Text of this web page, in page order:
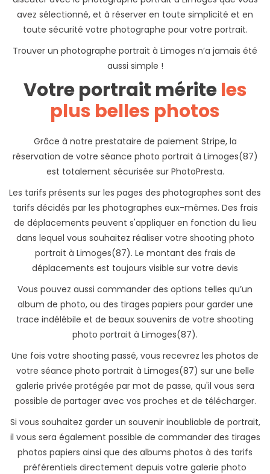
avez sélectionné, et à réserver en toute simplicité et en
toute sécurité votre photographe pour votre portrait.
Trouver un photographe portrait à Limoges n’a jamais été
aussi simple !
Votre portrait mériteles
plus belles photos
Grâce à notre prestataire de paiement Stripe, la
réservation de votre séance photo portrait à Limoges(87)
est totalement sécurisée sur PhotoPresta.
Les tarifs présents sur les pages des photographes sont des
tarifs décidés par les photographes eux-mêmes. Des frais
de déplacements peuvent s'appliquer en fonction du lieu
dans lequel vous souhaitez réaliser votre shooting photo
portrait à Limoges(87). Le montant des frais de
déplacements est toujours visible sur votre devis
Vous pouvez aussi commander des options telles qu’un
album de photo, ou des tirages papiers pour garder une
trace indélébile et de beaux souvenirs de votre shooting
photo portrait à Limoges(87).
Une fois votre shooting passé, vous recevrez les photos de
votre séance photo portrait à Limoges(87) sur une belle
galerie privée protégée par mot de passe, qu'il vous sera
possible de partager avec vos proches et de télécharger.
Si vous souhaitez garder un souvenir inoubliable de portrait,
il vous sera également possible de commander des tirages
photos papiers ainsi que des albums photos à des tarifs
préférentiels directement depuis votre galerie photo